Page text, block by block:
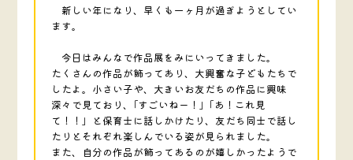
新しい年になり、早くも一ヶ月が過ぎようとしてい
ます。
今日はみんなで作品展をみにいってきました。
たくさんの作品が飾ってあり、大興奮な子どもたちで
したよ。小さい子や、大きいお友だちの作品に興味
深々で見ており、｢すごいねー！｣「あ！これ見
て！！」と保育士に話しかけたり、友だち同士で話し
たりとそれぞれ楽しんでいる姿が見られました。
また、自分の作品が飾ってあるのが嬉しかったようで